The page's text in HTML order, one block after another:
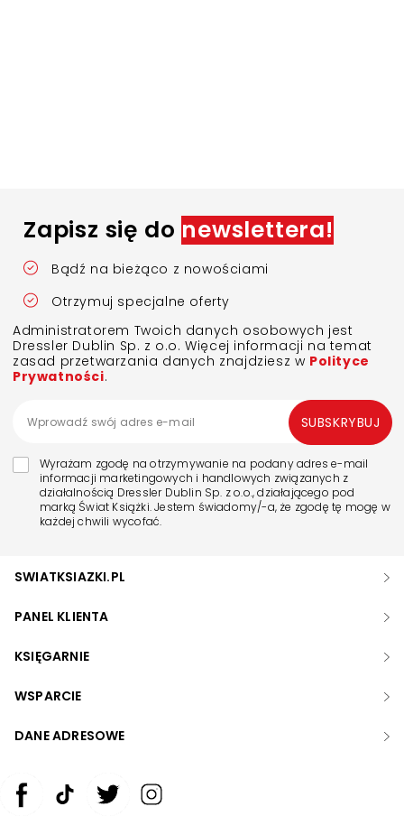
Zapisz się do newslettera!
Bądź na bieżąco z nowościami
Otrzymuj specjalne oferty
Administratorem Twoich danych osobowych jest
Dressler Dublin Sp. z o.o. Więcej informacji na temat
zasad przetwarzania danych znajdziesz w Polityce
Prywatności.
Wyrażam zgodę na otrzymywanie na podany adres e-mail
informacji marketingowych i handlowych związanych z
działalnością Dressler Dublin Sp. z o.o., działającego pod
marką Świat Książki. Jestem świadomy/-a, że zgodę tę mogę w
każdej chwili wycofać.
SUBSKRYBUJ
SWIATKSIAZKI.PL
PANEL KLIENTA
KSIĘGARNIE
WSPARCIE
DANE ADRESOWE
Zwiększ rozmiar czcionki